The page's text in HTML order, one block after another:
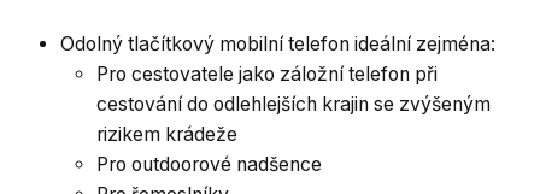
Odolný tlačítkový mobilní telefon ideální zejména:
Pro cestovatele jako záložní telefon při
cestování do odlehlejších krajin se zvýšeným
rizikem krádeže
Pro outdoorové nadšence